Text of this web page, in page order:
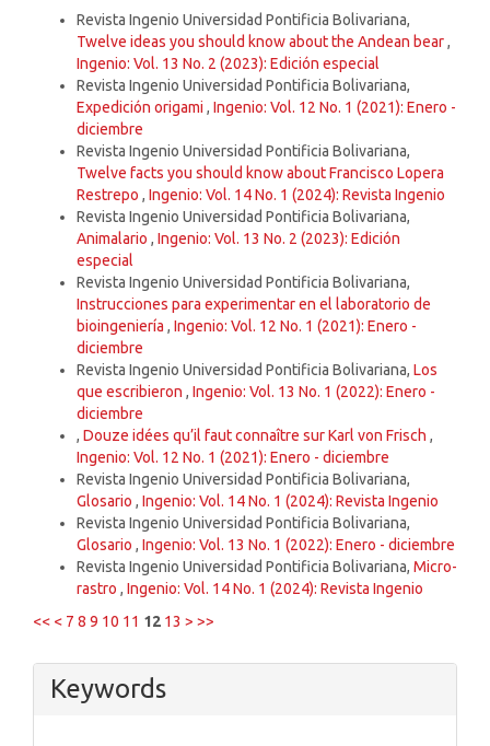
Revista Ingenio Universidad Pontificia Bolivariana,
Twelve ideas you should know about the Andean bear,
Ingenio: Vol. 13 No. 2 (2023): Edición especial
Revista Ingenio Universidad Pontificia Bolivariana,
Expedición origami , Ingenio: Vol. 12 No. 1 (2021): Enero -
diciembre
Revista Ingenio Universidad Pontificia Bolivariana,
Twelve facts you should know about Francisco Lopera
Restrepo , Ingenio: Vol. 14 No. 1 (2024): Revista Ingenio
Revista Ingenio Universidad Pontificia Bolivariana,
Animalario , Ingenio: Vol. 13 No. 2 (2023): Edición
especial
Revista Ingenio Universidad Pontificia Bolivariana,
Instrucciones para experimentar en el laboratorio de
bioingeniería , Ingenio: Vol. 12 No. 1 (2021): Enero -
diciembre
Revista Ingenio Universidad Pontificia Bolivariana, Los
que escribieron , Ingenio: Vol. 13 No. 1 (2022): Enero -
diciembre
, Douze idées qu’il faut connaître sur Karl von Frisch ,
Ingenio: Vol. 12 No. 1 (2021): Enero - diciembre
Revista Ingenio Universidad Pontificia Bolivariana,
Glosario , Ingenio: Vol. 14 No. 1 (2024): Revista Ingenio
Revista Ingenio Universidad Pontificia Bolivariana,
Glosario , Ingenio: Vol. 13 No. 1 (2022): Enero - diciembre
Revista Ingenio Universidad Pontificia Bolivariana, Micro-
rastro , Ingenio: Vol. 14 No. 1 (2024): Revista Ingenio
<< < 7 8 9 10 11 12 13 > >>
Keywords